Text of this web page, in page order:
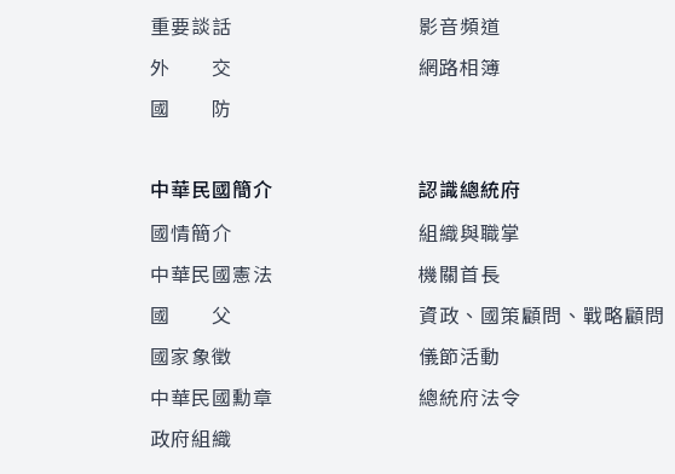
重要談話
外 交
國 防
影音頻道
網路相簿
中華民國簡介
國情簡介
中華民國憲法
國 父
國家象徵
中華民國勳章
政府組織
認識總統府
組織與職掌
機關首長
資政、國策顧問、戰略顧問
儀節活動
總統府法令